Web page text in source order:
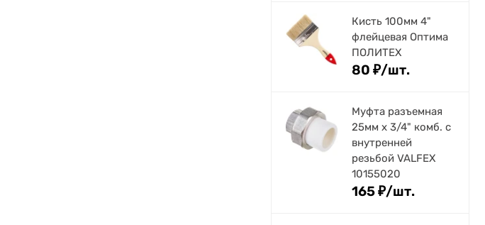
Кисть 100мм 4"
флейцевая Оптима
ПОЛИТЕХ
80 ₽/шт.
Муфта разъемная
25мм х 3/4" комб. с
внутренней
резьбой VALFEX
10155020
165₽/шт.